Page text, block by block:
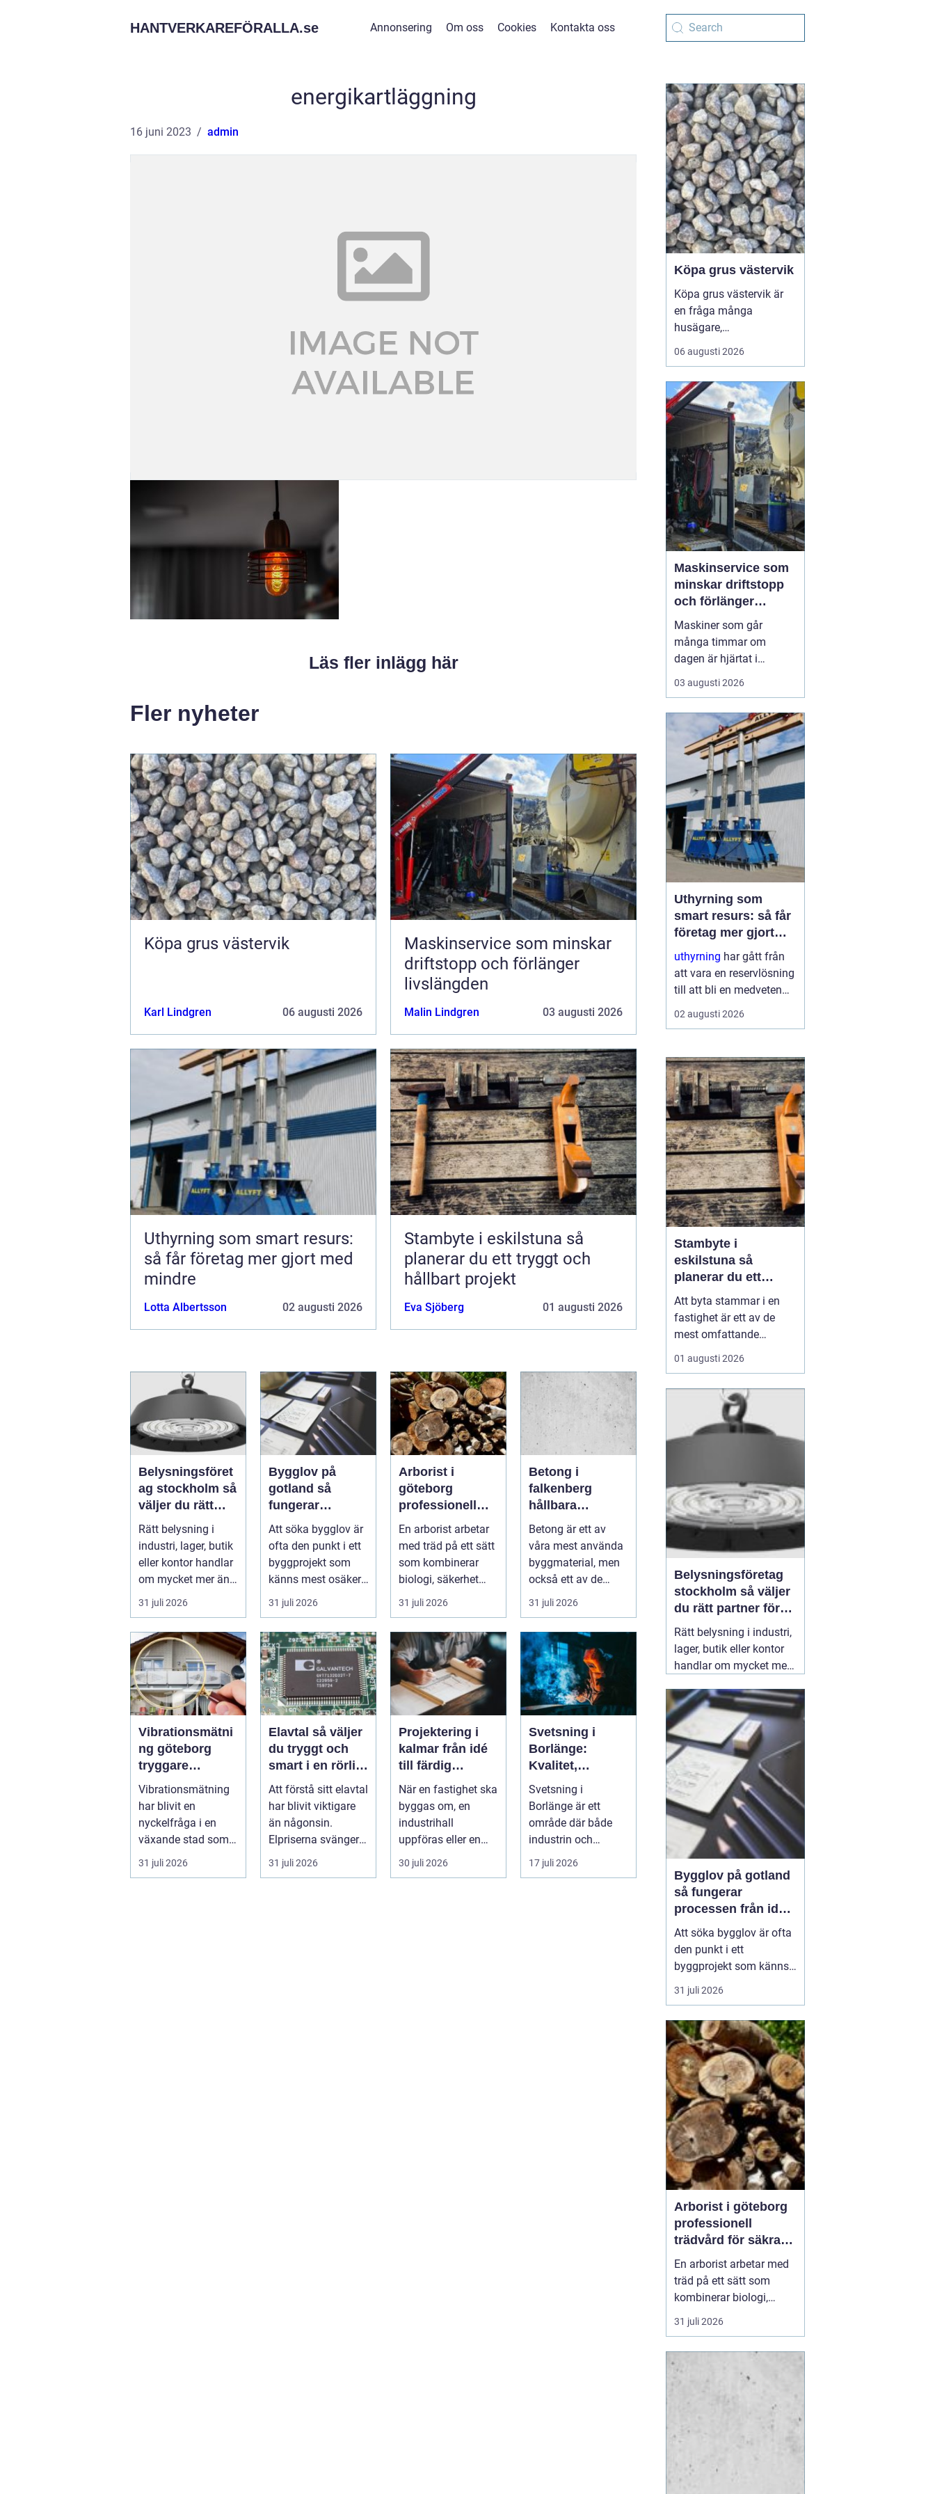
HANTVERKAREFÖRALLA.se Annonsering Om oss Cookies Kontakta oss
energikartläggning
16 juni 2023 admin
Läs fler inlägg här
Fler nyheter
Köpa grus västervik
Karl Lindgren 06 augusti 2026
Maskinservice som minskar
driftstopp och förlänger
livslängden
Malin Lindgren 03 augusti 2026
Uthyrning som smart resurs:
så får företag mer gjort med
mindre
Lotta Albertsson 02 augusti 2026
Stambyte i eskilstuna så
planerar du ett tryggt och
hållbart projekt
Eva Sjöberg 01 augusti 2026
Belysningsföret
ag stockholm så
väljer du rätt
partner för
professionell
ljussättning
Rätt belysning i
industri, lager, butik
eller kontor handlar
om mycket mer än
att bara få det
ljust....
31 juli 2026
Bygglov på
gotland så
fungerar
processen från
idé till godkänt
beslut
Att söka bygglov är
ofta den punkt i ett
byggprojekt som
känns mest osäker.
Frågorna hopar sig:
vilk...
31 juli 2026
Arborist i
göteborg
professionell
trädvård för
säkra och friska
En arborist arbetar
med träd på ett sätt
som kombinerar
biologi, säkerhet
och hantverk. I en
stad so...
31 juli 2026
Betong i
falkenberg
hållbara
lösningar för
grund, golv och
utemiljö
Betong är ett av
våra mest använda
byggmaterial, men
också ett av de
mest
missförstådda.
Många tänke...
31 juli 2026
Vibrationsmätni
ng göteborg
tryggare
markarbeten i
tät stadsmiljö
Vibrationsmätning
har blivit en
nyckelfråga i en
växande stad som
Göteborg. När nya
bostäder, broar,...
31 juli 2026
Elavtal så väljer
du tryggt och
smart i en rörlig
elmarknad
Att förstå sitt elavtal
har blivit viktigare
än någonsin.
Elpriserna svänger
snabbt, nya typer av
av...
31 juli 2026
Projektering i
kalmar från idé
till färdig
lösning
När en fastighet ska
byggas om, en
industrihall
uppföras eller en
lantbruksanläggnin
g moderniseras ä...
30 juli 2026
Svetsning i
Borlänge:
Kvalitet,
precision och
hållbara
konstruktioner
Svetsning i
Borlänge är ett
område där både
industrin och
mindre verkst&a...
17 juli 2026
Köpa grus västervik
Köpa grus västervik är
en fråga många
husägare,
markentreprenörer och
fritidshusägare i
när nya projekt ska i
gång. Rätt sorts grus gör
skillnad för allt från en
enkel trädgårdsgång till
en tungt trafikerad
uppfart eller en s...
06 augusti 2026
Maskinservice som
minskar driftstopp
och förlänger
livslängden
Maskiner som går
många timmar om
dagen är hjärtat i
entreprenad, skog och
lantbruk. När de stannar,
genomtänkt
maskinservice intebara
en kostnad, utan ett sätt
a...
03 augusti 2026
Uthyrning som
smart resurs: så får
företag mer gjort
med mindre
uthyrning har gått från
att vara en reservlösning
till att bli en medveten
strategi för många
företag. I stället för att
utrustning väljer allt fler
att hyra. Det frigör både
pengar o...
02 augusti 2026
Stambyte i
eskilstuna så
planerar du ett
tryggt och hållbart
projekt
Att byta stammar i en
fastighet är ett av de
mest omfattande
ingreppen som kan
göras i ett hus.
nödvändig åtgärd för att
undvika vattenskador,
fuktproblem och
bostadsrättsföreningar,
fastighetsäga...
01 augusti 2026
Belysningsföretag
stockholm så väljer
du rätt partner för
professionell
ljussättning
Rätt belysning i industri,
lager, butik eller kontor
handlar om mycket mer
Ljuset påverkar säkerhet,
energikostnader,
produktivitet och hur en
lokal upplevs varje dag.
När företag i Stockholm
letar
31 juli 2026
Bygglov på gotland
så fungerar
processen från idé
till godkänt beslut
Att söka bygglov är ofta
den punkt i ett
byggprojekt som känns
mest osäker. Frågorna
hopar sig: vilka
länge tar det, vad säger
detaljplanen och hur
påverkas tidsplanen? På
Gotland tillkommer
dessutom särskilda
hänsyn, som kultur...
31 juli 2026
Arborist i göteborg
professionell
trädvård för säkra
och friska träd
En arborist arbetar med
träd på ett sätt som
kombinerar biologi,
säkerhet och hantverk. I
en stad som Göteborg,
med tät bebyggelse,
krävs genomtänkt
trädvård för att både
människor och träd ska
må bra. Många
fastighetsägare, bos...
31 juli 2026